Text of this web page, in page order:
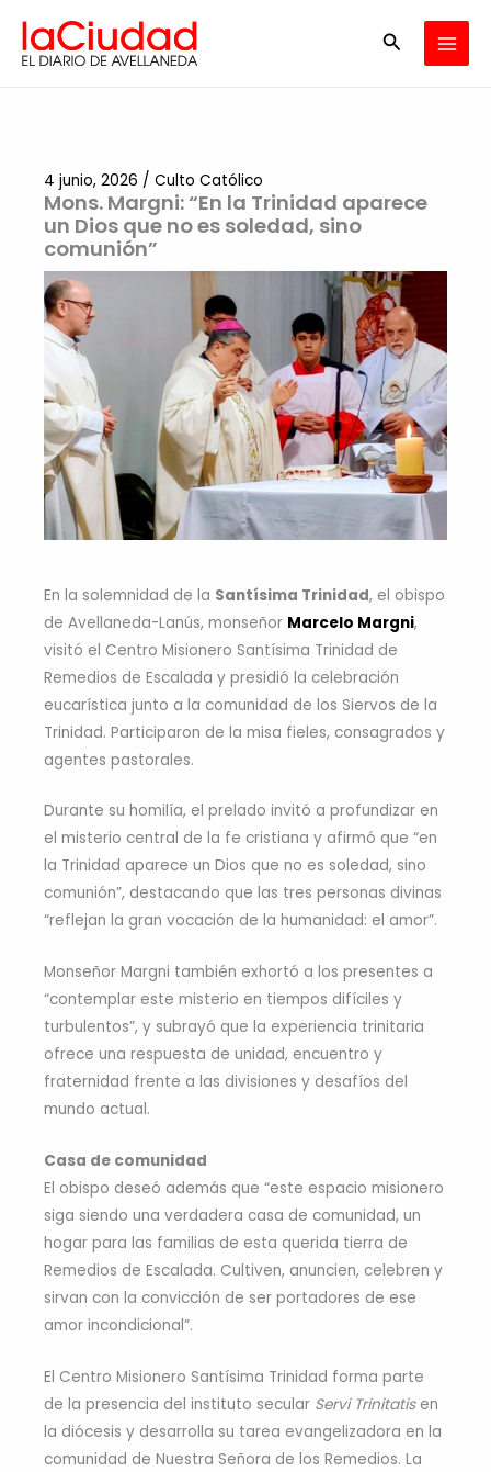
contenido
Buscar
Mons. Margni: “En la Trinidad aparece
un Dios que no es soledad, sino
comunión”
4 junio, 2026 / Culto Católico
En la solemnidad de la Santísima Trinidad, el obispo
de Avellaneda-Lanús, monseñor Marcelo Margni,
visitó el Centro Misionero Santísima Trinidad de
Remedios de Escalada y presidió la celebración
eucarística junto a la comunidad de los Siervos de la
Trinidad. Participaron de la misa fieles, consagrados y
agentes pastorales.
Durante su homilía, el prelado invitó a profundizar en
el misterio central de la fe cristiana y afirmó que “en
la Trinidad aparece un Dios que no es soledad, sino
comunión”, destacando que las tres personas divinas
“reflejan la gran vocación de la humanidad: el amor”.
Monseñor Margni también exhortó a los presentes a
“contemplar este misterio en tiempos difíciles y
turbulentos”, y subrayó que la experiencia trinitaria
ofrece una respuesta de unidad, encuentro y
fraternidad frente a las divisiones y desafíos del
mundo actual.
Casa de comunidad
El obispo deseó además que “este espacio misionero
siga siendo una verdadera casa de comunidad, un
hogar para las familias de esta querida tierra de
Remedios de Escalada. Cultiven, anuncien, celebren y
sirvan con la convicción de ser portadores de ese
amor incondicional”.
El Centro Misionero Santísima Trinidad forma parte
de la presencia del instituto secular Servi Trinitatisen
la diócesis y desarrolla su tarea evangelizadora en la
comunidad de Nuestra Señora de los Remedios. La